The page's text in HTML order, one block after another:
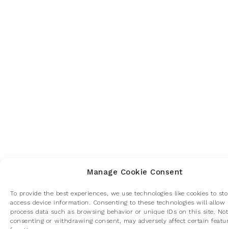
Manage Cookie Consent
To provide the best experiences, we use technologies like cookies to
access device information. Consenting to these technologies will allow
process data such as browsing behavior or unique IDs on this site. Not
consenting or withdrawing consent, may adversely affect certain